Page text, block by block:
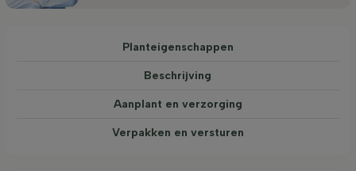
Planteigenschappen
Beschrijving
Aanplant en verzorging
Verpakken en versturen